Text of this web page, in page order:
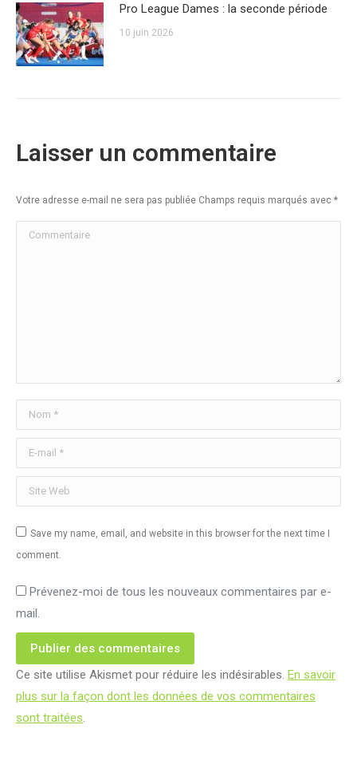
Pro League Dames : la seconde période
10 juin 2026
Laisser un commentaire
Votre adresse e-mail ne sera pas publiée Champs requis marqués avec *
Commentaire
Nom *
E-mail *
Site Web
Save my name, email, and website in this browser for the next time I
comment.
Prévenez-moi de tous les nouveaux commentaires par e-
mail.
Publier des commentaires
Ce site utilise Akismet pour réduire les indésirables. En savoir
plus sur la façon dont les données de vos commentaires
sont traitées.